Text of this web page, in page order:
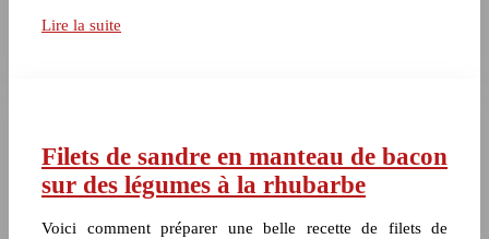
Lire la suite
Filets de sandre en manteau de bacon
sur des légumes à la rhubarbe
Voici comment préparer une belle recette de filets de